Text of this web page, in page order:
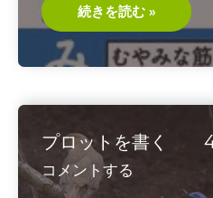
3
分
間
足
踏
操
先
生・
著
2022/8
続きを読む »
プロットを書く
コメントする